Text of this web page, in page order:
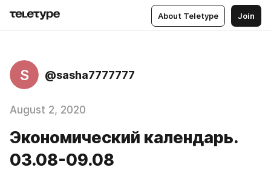
About Teletype Join
S @sasha7777777
August 2, 2020
Экономический календарь.
03.08-09.08